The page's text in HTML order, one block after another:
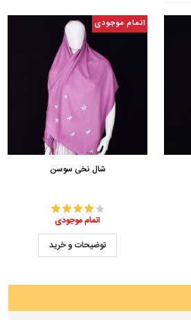
اتمام موجودی
شال نخی سوسن
اتمام موجودی
توضیحات و خرید